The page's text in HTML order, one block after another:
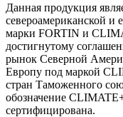
Данная продукция
североамериканской и
марки FORTIN и
достигнутому
рынок Северной
Европу под маркой
стран Таможенного
обозначение
сертифицирована.